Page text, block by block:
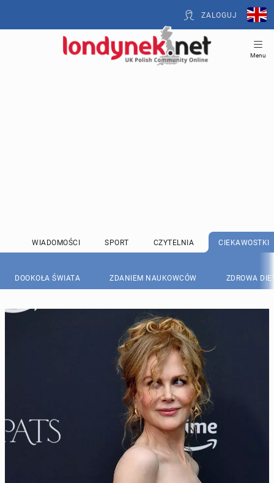
ZALOGUJ
Menu
WIADOMOŚCI SPORT CZYTELNIA CIEKAWOSTKI
DOOKOŁA ŚWIATA ZDANIEM NAUKOWCÓW ZDROWA